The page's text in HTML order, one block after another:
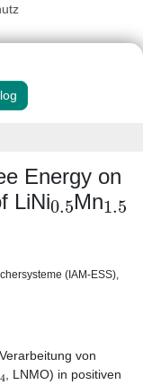
Energy on
LiNi
0.5
Mn
1.5
(IAM-ESS),
von
4 , LNMO) in positiven